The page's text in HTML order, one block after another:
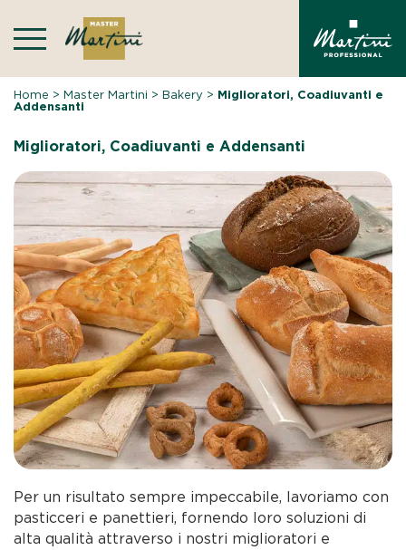
content
Home >Master Martini >Bakery > Miglioratori, Coadiuvanti e
Addensanti
Miglioratori, Coadiuvanti e Addensanti
Per un risultato sempre impeccabile, lavoriamo con
pasticceri e panettieri, fornendo loro soluzioni di
alta qualità attraverso i nostri miglioratori e